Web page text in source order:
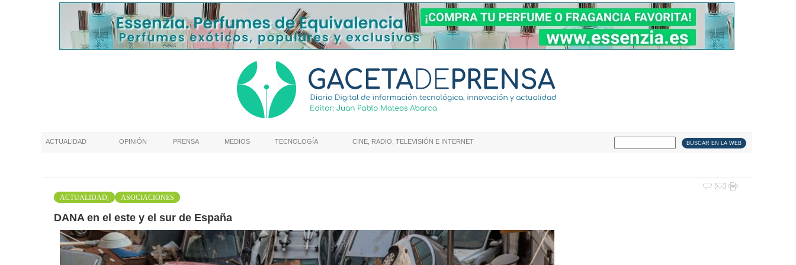
ACTUALIDAD OPINIÓN PRENSA MEDIOS TECNOLOGÍA CINE, RADIO, TELEVISIÓN E INTERNET
ACTUALIDAD, ASOCIACIONES
DANA en el este y el sur de España